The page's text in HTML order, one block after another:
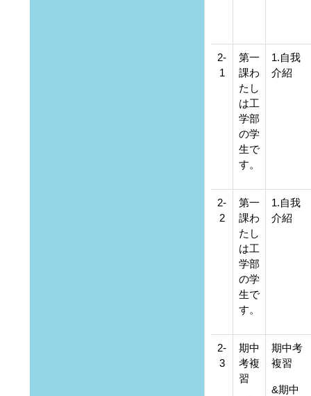
2-
1
第一
課わ
たし
は工
学部
の学
生で
す。
1.自我
介紹
2-
2
第一
課わ
たし
は工
学部
の学
生で
す。
1.自我
介紹
2-
3
期中
考複
習
期中考
複習
&期中